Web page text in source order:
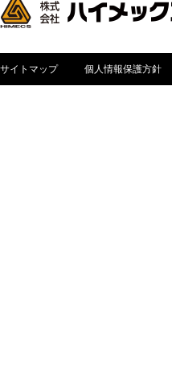
サイトマップ 個人情報保護方針